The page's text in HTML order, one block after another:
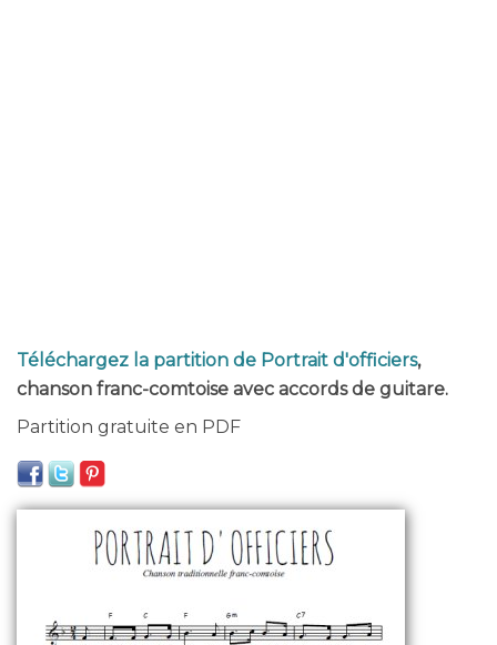
Téléchargez la partition de Portrait d'officiers,
chanson franc-comtoise avec accords de guitare.
Partition gratuite en PDF